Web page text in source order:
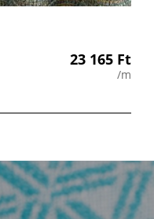
23 165 Ft
/m